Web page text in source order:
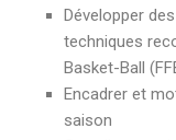
Développer
techniques
Basket-Ball
Encadrer et
saison